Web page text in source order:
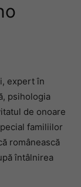
expert în
psihologia
de onoare
familiilor
românească
întâlnirea